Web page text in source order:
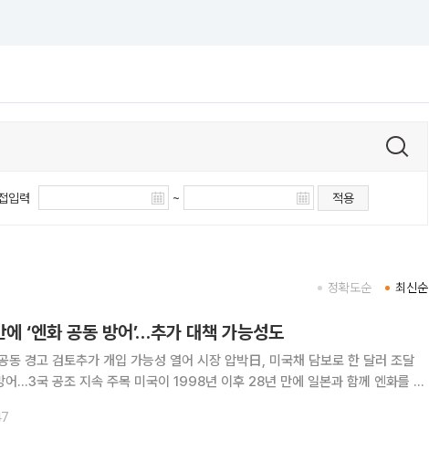
입력 ~ 적용
최신순
정확도순
‘엔화 공동 방어’…추가 대책 가능성도
동 경고 검토추가 개입 가능성 열어 시장 압박日, 미국채 담보로 한 달러 조달
국이 1998년 이후 28년 만에 일본과 함께 엔화를 매
한국도 지난주 일본의 외환시장 개입과 같은